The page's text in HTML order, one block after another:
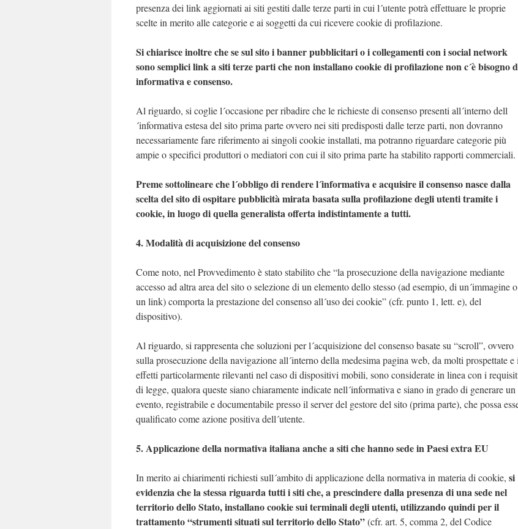
presenza dei link aggiornati ai siti gestiti dalle terze parti in cui l´utente potrà effettuare le proprie
scelte in merito alle categorie e ai soggetti da cui ricevere cookie di profilazione.
Si chiarisce inoltre che se sul sito i banner pubblicitari o i collegamenti con i social network
sono semplici link a siti terze parti che non installano cookie di profilazione non c´è bisogno
informativa e consenso.
Al riguardo, si coglie l´occasione per ribadire che le richieste di consenso presenti all´interno dell
´informativa estesa del sito prima parte ovvero nei siti predisposti dalle terze parti, non dovranno
necessariamente fare riferimento ai singoli cookie installati, ma potranno riguardare categorie più
ampie o specifici produttori o mediatori con cui il sito prima parte ha stabilito rapporti commerciali.
Preme sottolineare che l´obbligo di rendere l´informativa e acquisire il consenso nasce dalla
scelta del sito di ospitare pubblicità mirata basata sulla profilazione degli utenti tramite i
cookie, in luogo di quella generalista offerta indistintamente a tutti.
4. Modalità di acquisizione del consenso
Come noto, nel Provvedimento è stato stabilito che “la prosecuzione della navigazione mediante
accesso ad altra area del sito o selezione di un elemento dello stesso (ad esempio, di un´immagine
un link) comporta la prestazione del consenso all´uso dei cookie” (cfr. punto 1, lett. e), del
dispositivo).
Al riguardo, si rappresenta che soluzioni per l´acquisizione del consenso basate su “scroll”, ovvero
sulla prosecuzione della navigazione all´interno della medesima pagina web, da molti prospettate e
effetti particolarmente rilevanti nel caso di dispositivi mobili, sono considerate in linea con i
di legge, qualora queste siano chiaramente indicate nell´informativa e siano in grado di generare un
evento, registrabile e documentabile presso il server del gestore del sito (prima parte), che possa
qualificato come azione positiva dell´utente.
5. Applicazione della normativa italiana anche a siti che hanno sede in Paesi extra EU
In merito ai chiarimenti richiesti sull´ambito di applicazione della normativa in materia di cookie, si
evidenzia che la stessa riguarda tutti i siti che, a prescindere dalla presenza di una sede nel
territorio dello Stato, installano cookie sui terminali degli utenti, utilizzando quindi per il
trattamento “strumenti situati sul territorio dello Stato”(cfr. art. 5, comma 2, del Codice